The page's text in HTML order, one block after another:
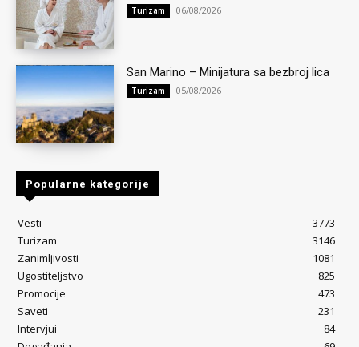
Turizam 06/08/2026
San Marino – Minijatura sa bezbroj lica
Turizam 05/08/2026
Popularne kategorije
Vesti
3773
Turizam
3146
Zanimljivosti
1081
Ugostiteljstvo
825
Promocije
473
Saveti
231
Intervjui
84